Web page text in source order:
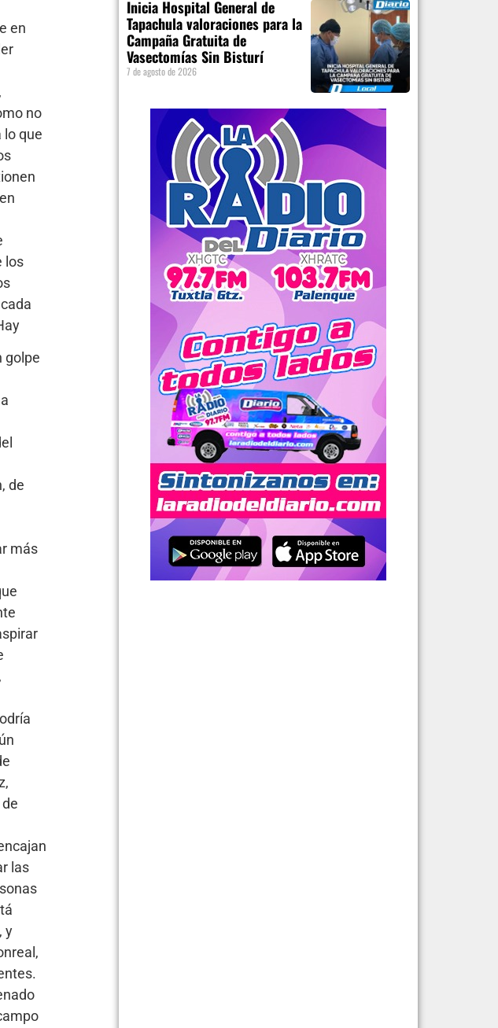
en
no
lo que
los
golpe
de
más
las
y
Inicia Hospital General de
Tapachula valoraciones para la
Campaña Gratuita de
Vasectomías Sin Bisturí
7 de agosto de 2026